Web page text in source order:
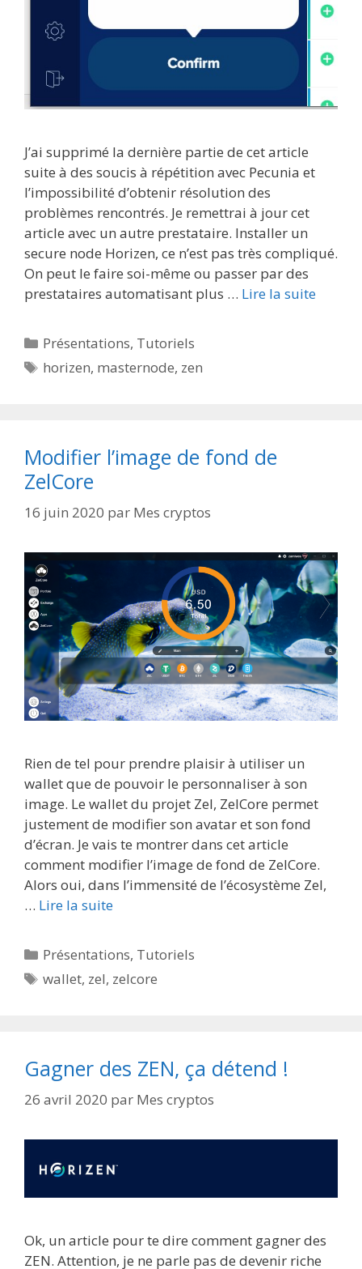
J’ai supprimé la dernière partie de cet article
suite à des soucis à répétition avec Pecunia et
l’impossibilité d’obtenir résolution des
problèmes rencontrés. Je remettrai à jour cet
article avec un autre prestataire. Installer un
secure node Horizen, ce n’est pas très compliqué.
On peut le faire soi-même ou passer par des
prestataires automatisant plus … Lire la suite
Catégories
Présentations, Tutoriels
Étiquettes
horizen, masternode, zen
Modifier l’image de fond de
ZelCore
16 juin 2020 par Mes cryptos
Rien de tel pour prendre plaisir à utiliser un
wallet que de pouvoir le personnaliser à son
image. Le wallet du projet Zel, ZelCore permet
justement de modifier son avatar et son fond
d’écran. Je vais te montrer dans cet article
comment modifier l’image de fond de ZelCore.
Alors oui, dans l’immensité de l’écosystème Zel,
… Lire la suite
Catégories
Présentations, Tutoriels
Étiquettes
wallet, zel, zelcore
Gagner des ZEN, ça détend !
26 avril 2020 par Mes cryptos
Ok, un article pour te dire comment gagner des
ZEN. Attention, je ne parle pas de devenir riche